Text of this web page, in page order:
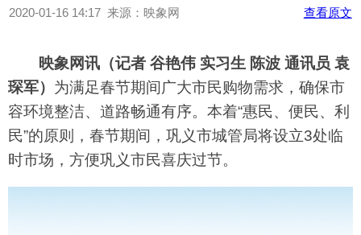
2020-01-16 14:17 来源：映象网 查看原文
映象网讯（记者 谷艳伟 实习生 陈波 通讯员 袁
琛军） 为满足春节期间广大市民购物需求，确保市
容环境整洁、道路畅通有序。本着“惠民、便民、利
民”的原则，春节期间，巩义市城管局将设立3处临
时市场，方便巩义市民喜庆过节。